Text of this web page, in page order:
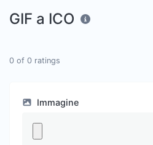
GIF a ICO
0 of 0 ratings
Immagine